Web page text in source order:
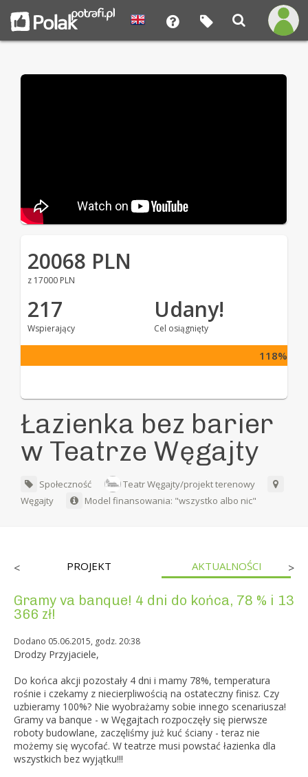
20068 PLN
z 17000 PLN
217
Wspierający
Udany!
Cel osiągnięty
118%
Łazienka bez barier
w Teatrze Węgajty
Społeczność
Teatr Węgajty/projekt terenowy
Węgajty
Model finansowania: "wszystko albo nic"
< PROJEKT AKTUALNOŚCI >
Gramy va banque! 4 dni do końca, 78 % i 13
366 zł!
Dodano 05.06.2015, godz. 20:38
Drodzy Przyjaciele,
Do końca akcji pozostały 4 dni i mamy 78%, temperatura
rośnie i czekamy z niecierpliwością na ostateczny finisz. Czy
uzbieramy 100%? Nie wyobrażamy sobie innego scenariusza!
Gramy va banque - w Węgajtach rozpoczęły się pierwsze
roboty budowlane, zaczęliśmy już kuć ściany - teraz nie
możemy się wycofać. W teatrze musi powstać łazienka dla
wszystkich bez wyjątku!!!